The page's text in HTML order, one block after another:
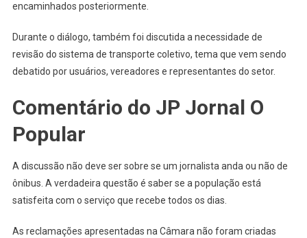
encaminhados posteriormente.
Durante o diálogo, também foi discutida a necessidade de
revisão do sistema de transporte coletivo, tema que vem sendo
debatido por usuários, vereadores e representantes do setor.
Comentário do JP Jornal O
Popular
A discussão não deve ser sobre se um jornalista anda ou não de
ônibus. A verdadeira questão é saber se a população está
satisfeita com o serviço que recebe todos os dias.
As reclamações apresentadas na Câmara não foram criadas